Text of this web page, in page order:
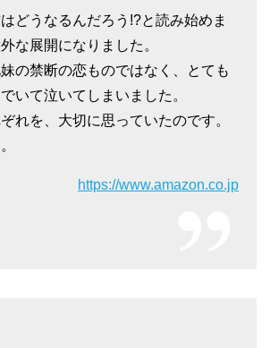
どうなるんだろう!?と読み始めま
な展開になりました。
の禁断の恋ものではなく、とても
いて泣いてしまいました。
れを、大切に思っていたのです。
https://www.amazon.co.jp